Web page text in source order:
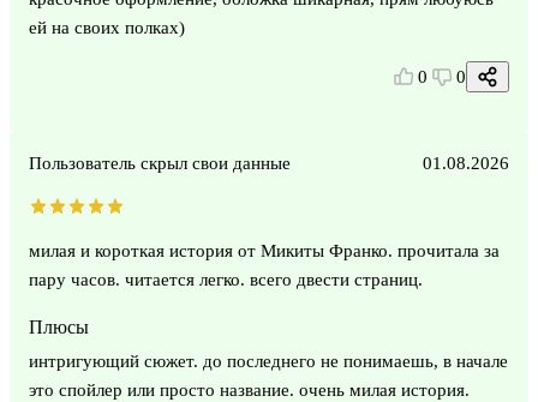
ей на своих полках)
0 0
Пользователь скрыл свои данные 01.08.2026
милая и короткая история от Микиты Франко. прочитала за
пару часов. читается легко. всего двести страниц.
Плюсы
интригующий сюжет. до последнего не понимаешь, в начале
это спойлер или просто название. очень милая история.